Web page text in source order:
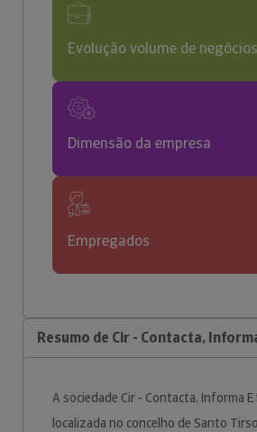
Evolução volume de negócios
Dimensão da empresa
Empregados
Resumo de Cir - Contacta,
A sociedade Cir - Contacta, Informa E
localizada no concelho de Santo